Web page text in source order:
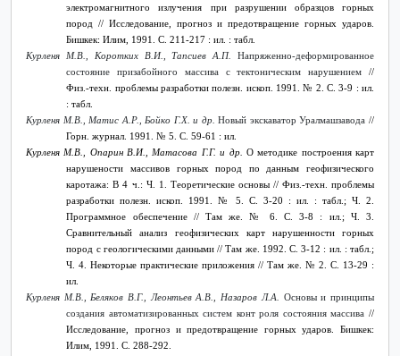
электромагнитного излучения при разрушении образцов горных
пород // Исследование, прогноз и предотвращение горных ударов.
Бишкек: Илим, 1991. С. 211-217 : ил. : табл.
Курленя М.В., Коротких В.И., Тапсиев А.П.
Напряженно-деформированное
состояние призабойного массива с тектоническим нарушением //
Физ.-техн. проблемы разработки полезн. ископ. 1991. № 2. С. 3-9 : ил.
: табл.
Курленя М.В., Матис А.Р., Бойко Г.Х. и др.Новый экскаватор Уралмашзавода //
Горн. журнал. 1991. № 5. С. 59-61 : ил.
Курленя М.В., Опарин В.И., Матасова Г.Г. и др. О методике построения карт
нарушености массивов горных пород по данным геофизического
каротажа: В 4 ч.: Ч. 1. Теоретические основы // Физ.-техн. проблемы
разработки полезн. ископ. 1991. №
5. С. 3-20 : ил. : табл.; Ч. 2.
Программное обеспечение // Там же. № 6. С. 3-8 : ил.; Ч. 3.
Сравнительный анализ геофизических карт нарушенности горных
пород с геологическими данными // Там же. 1992. С. 3-12 : ил. : табл.;
Ч. 4. Некоторые практические приложения // Там же. № 2. С. 13-29 :
ил.
Курленя М.В., Беляков В.Г., Леонтьев А.В., Назаров Л.А. Основы и принципы
создания автоматизированных систем конт роля состояния массива //
Исследование, прогноз и предотвращение горных ударов. Бишкек:
Илим, 1991. С. 288-292.